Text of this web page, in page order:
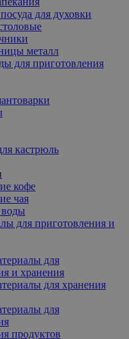
для духовки
металл
для приготовления
кастрюль
кофе
чая
для приготовления и
для
и хранения
для хранения
для
продуктов